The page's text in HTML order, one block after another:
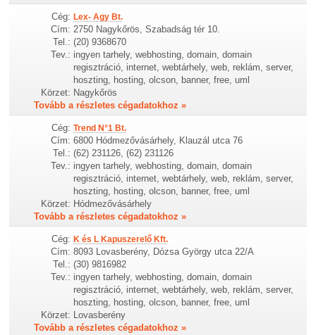
Cég: Lex- Agy Bt.
Cím: 2750 Nagykőrös, Szabadság tér 10.
Tel.: (20) 9368670
Tev.: ingyen tarhely, webhosting, domain, domain
regisztráció, internet, webtárhely, web, reklám, server,
hoszting, hosting, olcson, banner, free, uml
Körzet: Nagykőrös
Tovább a részletes cégadatokhoz »
Cég: Trend N°1 Bt.
Cím: 6800 Hódmezővásárhely, Klauzál utca 76
Tel.: (62) 231126, (62) 231126
Tev.: ingyen tarhely, webhosting, domain, domain
regisztráció, internet, webtárhely, web, reklám, server,
hoszting, hosting, olcson, banner, free, uml
Körzet: Hódmezővásárhely
Tovább a részletes cégadatokhoz »
Cég: K és L Kapuszerelő Kft.
Cím: 8093 Lovasberény, Dózsa György utca 22/A
Tel.: (30) 9816982
Tev.: ingyen tarhely, webhosting, domain, domain
regisztráció, internet, webtárhely, web, reklám, server,
hoszting, hosting, olcson, banner, free, uml
Körzet: Lovasberény
Tovább a részletes cégadatokhoz »